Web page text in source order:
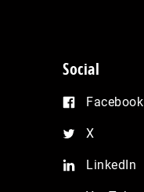
Social
Facebook
X
LinkedIn